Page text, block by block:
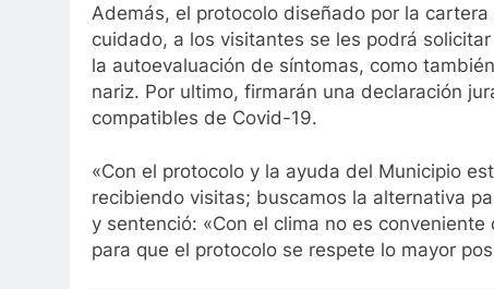
Además, el protocolo diseñado por la
cuidado, a los visitantes se les podrá
la autoevaluación de síntomas, como
nariz. Por ultimo, firmarán una declaración
compatibles de Covid-19.
«Con el protocolo y la ayuda del Municipio
recibiendo visitas; buscamos la alternativa
y sentenció: «Con el clima no es
para que el protocolo se respete lo mayor